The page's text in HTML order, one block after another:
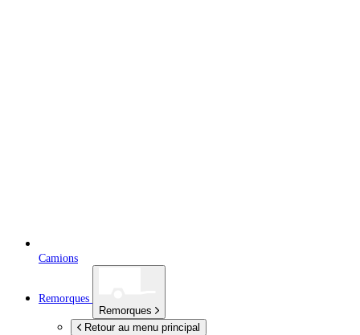
Camions
Remorques
Remorques
Retour au menu principal